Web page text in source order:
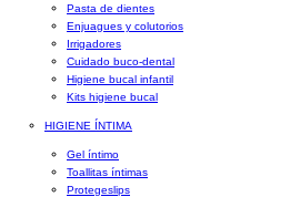
Pasta de dientes
Enjuagues y colutorios
Irrigadores
Cuidado buco-dental
Higiene bucal infantil
Kits higiene bucal
HIGIENE ÍNTIMA
Gel íntimo
Toallitas íntimas
Protegeslips